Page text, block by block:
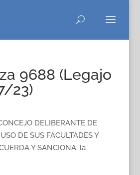
9688 (Legajo
23)
DELIBERANTE DE
DE SUS FACULTADES Y
Y SANCIONA: la